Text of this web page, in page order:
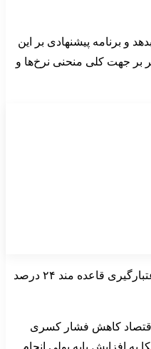
و برنامه پیشنهادی بر این
بر جهت کلی منحنی نرخ‌ها و
آخرین جدول منتشر شده بانک مرکزی نشان می‌دهد نرخ بازار بین بانکی در ۲۷ خرداد ۱۴۰۵ به ۲۴ درصد رسیده است. در همان جدول، حداقل نرخ توافق بازخرید ۲۳ درصد، نرخ اعتبارگیری قاعده مند ۲۴ درصد
اقتصاد کاهش فشار کسری
افزایش پایه پولی انجام